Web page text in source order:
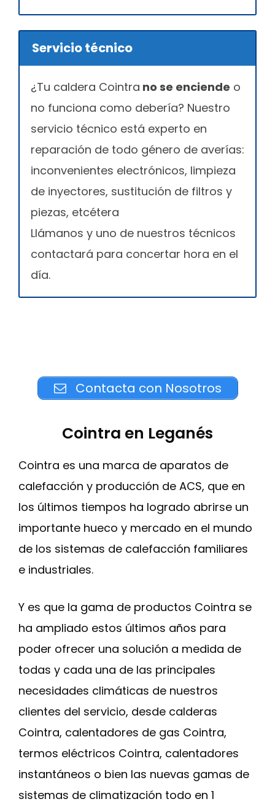
Servicio técnico
¿Tu caldera Cointra no se enciende o
no funciona como debería? Nuestro
servicio técnico está experto en
reparación de todo género de averías:
inconvenientes electrónicos, limpieza
de inyectores, sustitución de filtros y
piezas, etcétera
Llámanos y uno de nuestros técnicos
contactará para concertar hora en el
día.
Contacta con Nosotros
Cointra en Leganés
Cointra es una marca de aparatos de
calefacción y producción de ACS, que en
los últimos tiempos ha logrado abrirse un
importante hueco y mercado en el mundo
de los sistemas de calefacción familiares
e industriales.
Y es que la gama de productos Cointra se
ha ampliado estos últimos años para
poder ofrecer una solución a medida de
todas y cada una de las principales
necesidades climáticas de nuestros
clientes del servicio, desde calderas
Cointra, calentadores de gas Cointra,
termos eléctricos Cointra, calentadores
instantáneos o bien las nuevas gamas de
sistemas de climatización todo en 1